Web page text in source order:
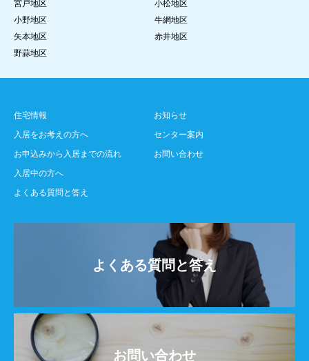
宮戸地区
小松地区
小野地区
牛網地区
矢本地区
赤井地区
野蒜地区
住宅情報
入居をお考えの方へ
お申込みから入居までの流れ
入居中の方へ
よくある質問と答え
お知らせ
センター案内
お問い合わせ
よくある質問と答え
お問い合わせ